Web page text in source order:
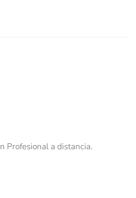
Profesional a distancia.